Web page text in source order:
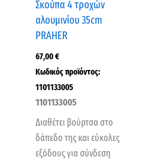
Σκούπα 4 τροχών
αλουμινίου 35cm
PRAHER
67,00€
Κωδικός προϊόντος:
1101133005
1101133005
Διαθέτει βούρτσα στο
δάπεδο της και εύκολες
εξόδους για σύνδεση